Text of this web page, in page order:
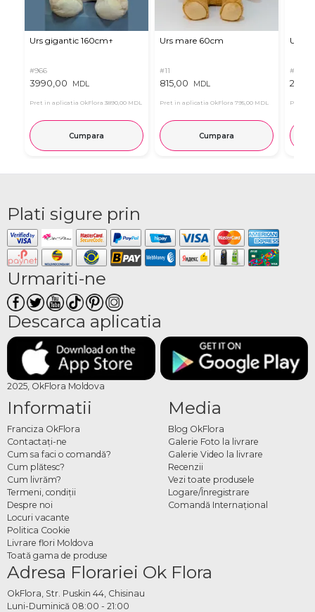
Urs gigantic 160cm↑
#966
3990,00 MDL
Pret in aplicatia OkFlora 3890,00 MDL
Cumpara
Urs mare 60cm
#11
815,00 MDL
Pret in aplicatia OkFlora 795,00 MDL
Cumpara
Urs
#4939
Pret in
Plati sigure prin
Urmariti-ne
Descarca aplicatia
2025, OkFlora Moldova
Informatii
Franciza OkFlora
Contactaţi-ne
Cum sa faci o comandă?
Cum plătesc?
Cum livrăm?
Termeni, condiţii
Despre noi
Locuri vacante
Politica Cookie
Livrare flori Moldova
Toată gama de produse
Media
Blog OkFlora
Galerie Foto la livrare
Galerie Video la livrare
Recenzii
Vezi toate produsele
Logare/Înregistrare
Comandă Internațional
Adresa Florariei Ok Flora
OkFlora, Str. Puskin 44, Chisinau
Luni-Duminică 08:00 - 21:00